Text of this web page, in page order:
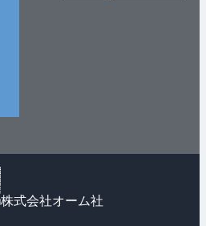
株式会社オーム社